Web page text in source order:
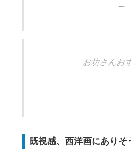
—
お坊さんお
—
既視感、西洋画にありそ